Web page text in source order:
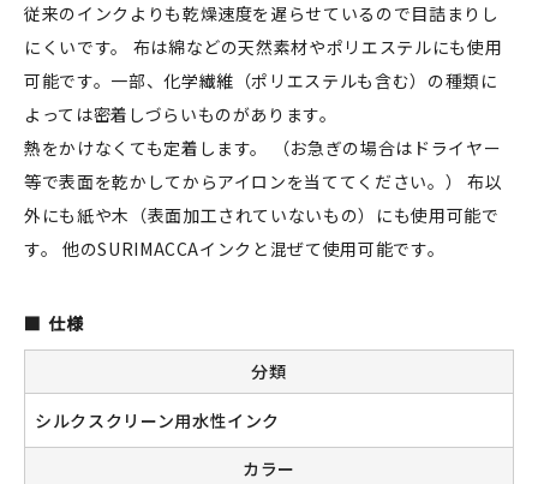
ギャラリー
おしらせ
新規会員登録
カートを見る
お買い物ガイド
従来のインクよりも乾燥速度を遅らせているので目詰まりし
にくいです。 布は綿などの天然素材やポリエステルにも使用
可能です。一部、化学繊維（ポリエステルも含む）の種類に
よっては密着しづらいものがあります。
熱をかけなくても定着します。 （お急ぎの場合はドライヤー
等で表面を乾かしてからアイロンを当ててください。） 布以
外にも紙や木（表面加工されていないもの）にも使用可能で
す。 他のSURIMACCAインクと混ぜて使用可能です。
仕様
分類
シルクスクリーン用水性インク
カラー